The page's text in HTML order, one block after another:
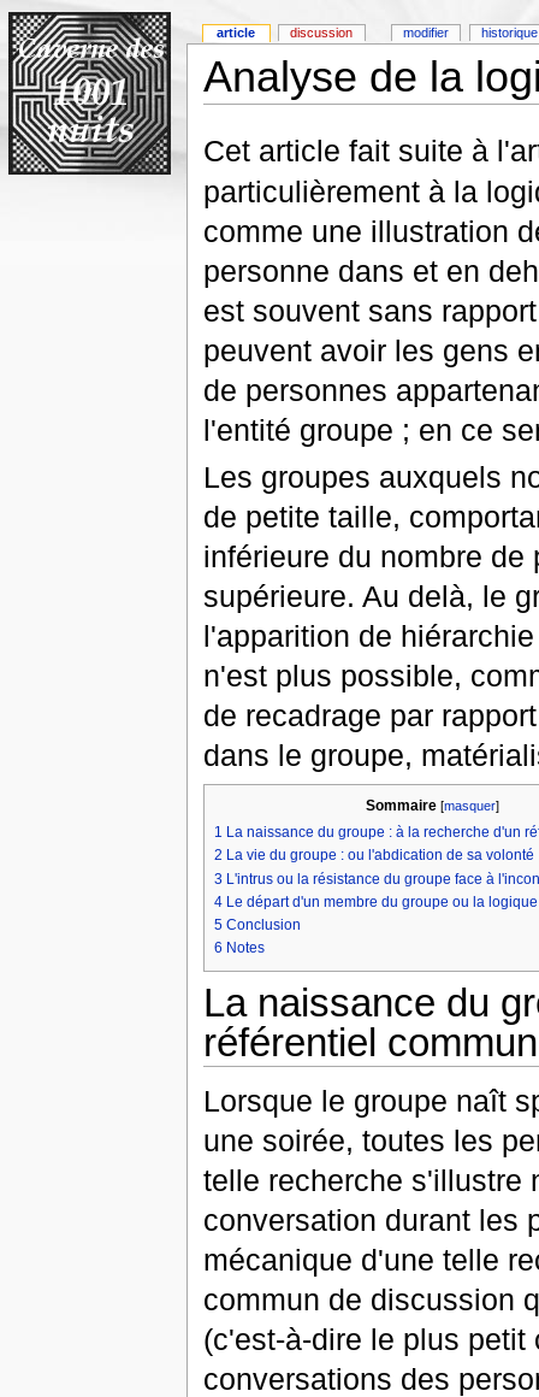
Analyse de la
Cet article fait suite à
particulièrement à la
comme une illustration
personne dans et en
est souvent sans
peuvent avoir les gens
de personnes
l'entité groupe ; en ce
Les groupes auxquels
de petite taille,
inférieure du nombre
supérieure. Au delà, le
l'apparition de
n'est plus possible,
de recadrage par
dans le groupe,
Sommaire [masquer]
1 La naissance du groupe : à la recherche d'un
2 La vie du groupe : ou l'abdication de sa volonté
3 L'intrus ou la résistance du groupe face à
4 Le départ d'un membre du groupe ou la
5 Conclusion
6 Notes
La naissance du
référentiel commun
Lorsque le groupe naît
une soirée, toutes les
telle recherche s'illustre
conversation durant les
mécanique d'une telle
commun de discussion
(c'est-à-dire le plus
conversations des
article discussion modifier historique